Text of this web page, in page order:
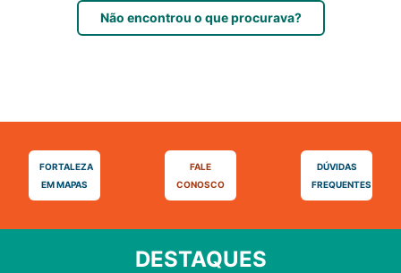
Não encontrou o que procurava?
FORTALEZA
EM MAPAS
FALE
CONOSCO
DÚVIDAS
FREQUENTES
DESTAQUES